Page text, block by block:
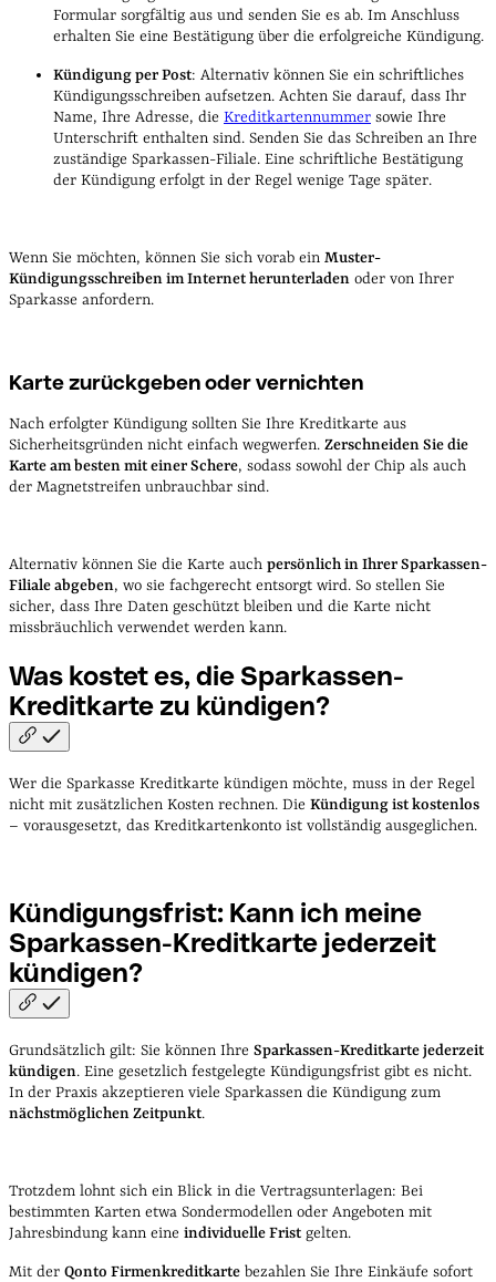
Formular sorgfältig aus und senden Sie es ab. Im Anschluss
erhalten Sie eine Bestätigung über die erfolgreiche Kündigung.
Kündigung per Post: Alternativ können Sie ein schriftliches
Kündigungsschreiben aufsetzen. Achten Sie darauf, dass Ihr
Name, Ihre Adresse, die Kreditkartennummer sowie Ihre
Unterschrift enthalten sind. Senden Sie das Schreiben an Ihre
zuständige Sparkassen-Filiale. Eine schriftliche Bestätigung
der Kündigung erfolgt in der Regel wenige Tage später.
Wenn Sie möchten, können Sie sich vorab ein Muster-
Kündigungsschreiben im Internet herunterladen oder von Ihrer
Sparkasse anfordern.
Karte zurückgeben oder vernichten
Nach erfolgter Kündigung sollten Sie Ihre Kreditkarte aus
Sicherheitsgründen nicht einfach wegwerfen. Zerschneiden Sie die
Karte am besten mit einer Schere, sodass sowohl der Chip als auch
der Magnetstreifen unbrauchbar sind.
Alternativ können Sie die Karte auch persönlich in Ihrer Sparkassen-
Filiale abgeben, wo sie fachgerecht entsorgt wird. So stellen Sie
sicher, dass Ihre Daten geschützt bleiben und die Karte nicht
missbräuchlich verwendet werden kann.
Was kostet es, die Sparkassen-
Kreditkarte zu kündigen?
Wer die Sparkasse Kreditkarte kündigen möchte, muss in der Regel
nicht mit zusätzlichen Kosten rechnen. Die Kündigung ist kostenlos
– vorausgesetzt, das Kreditkartenkonto ist vollständig ausgeglichen.
Kündigungsfrist: Kann ich meine
Sparkassen-Kreditkarte jederzeit
kündigen?
Grundsätzlich gilt: Sie können Ihre Sparkassen-Kreditkarte jederzeit
kündigen. Eine gesetzlich festgelegte Kündigungsfrist gibt es nicht.
In der Praxis akzeptieren viele Sparkassen die Kündigung zum
nächstmöglichen Zeitpunkt.
Trotzdem lohnt sich ein Blick in die Vertragsunterlagen: Bei
bestimmten Karten etwa Sondermodellen oder Angeboten mit
Jahresbindung kann eine individuelle Frist gelten.
Mit der Qonto Firmenkreditkarte bezahlen Sie Ihre Einkäufe sofort